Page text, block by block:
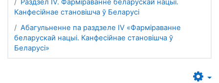
Раздзел IV. Фарміраванне беларускай нацыі.
Канфесійнае становішча ў Беларусі
Абагульненне па раздзеле IV «Фарміраванне
беларускай нацыі. Канфесійнае становішча ў
Беларусі»